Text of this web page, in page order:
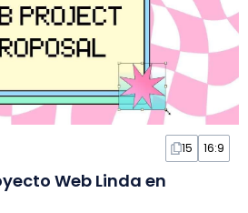
15 16:9
Web Linda en